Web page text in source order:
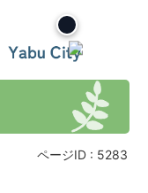
ページID : 5283